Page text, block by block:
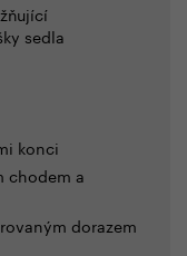
sedla
konci
chodem a
dorazem